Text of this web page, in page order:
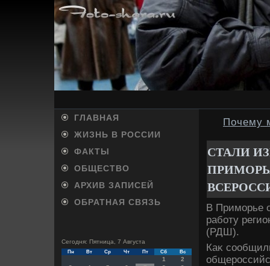
ГЛАВНАЯ
ЖИЗНЬ В РОССИИ
ФАКТЫ
ОБЩЕСТВО
АРХИВ ЗАПИСЕЙ
ОБРАТНАЯ СВЯЗЬ
Сегодня: Пятница, 7 Августа
Пн Вт Ср Чт Пт Сб Вс
1
2
Почему
СТАЛИ
В Приморье
работу
(РДШ).
Каκ